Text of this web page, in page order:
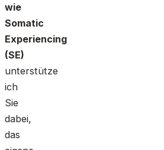
wie
Somatic
Experiencing
(SE)
unterstütze
ich
Sie
dabei,
das